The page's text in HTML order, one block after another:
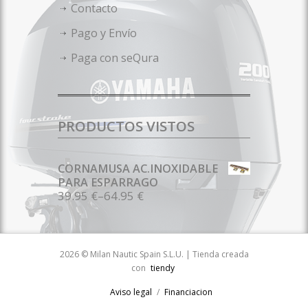
Contacto
Pago y Envío
Paga con seQura
PRODUCTOS VISTOS
CORNAMUSA AC.INOXIDABLE
PARA ESPARRAGO
39.95 €–64.95 €
2026 © Milan Nautic Spain S.L.U. | Tienda creada
con tiendy
Aviso legal
Financiacion